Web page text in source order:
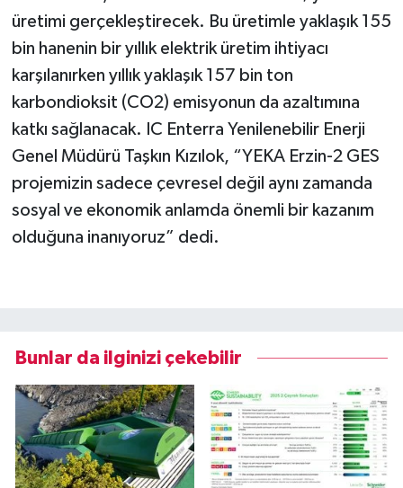
üretimi gerçekleştirecek. Bu üretimle yaklaşık 155
bin hanenin bir yıllık elektrik üretim ihtiyacı
karşılanırken yıllık yaklaşık 157 bin ton
karbondioksit (CO2) emisyonun da azaltımına
katkı sağlanacak. IC Enterra Yenilenebilir Enerji
Genel Müdürü Taşkın Kızılok, “YEKA Erzin-2 GES
projemizin sadece çevresel değil aynı zamanda
sosyal ve ekonomik anlamda önemli bir kazanım
olduğuna inanıyoruz” dedi.
Bunlar da ilginizi çekebilir